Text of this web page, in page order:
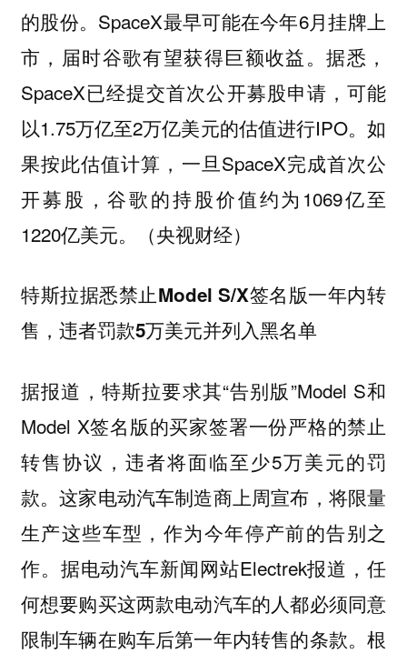
的股份。SpaceX最早可能在今年6月挂牌上
市，届时谷歌有望获得巨额收益。据悉，
SpaceX已经提交首次公开募股申请，可能
以1.75万亿至2万亿美元的估值进行IPO。如
果按此估值计算，一旦SpaceX完成首次公
开募股，谷歌的持股价值约为1069亿至
1220亿美元。（央视财经）
特斯拉据悉禁止Model S/X签名版一年内转
售，违者罚款5万美元并列入黑名单
据报道，特斯拉要求其“告别版”Model S和
Model X签名版的买家签署一份严格的禁止
转售协议，违者将面临至少5万美元的罚
款。这家电动汽车制造商上周宣布，将限量
生产这些车型，作为今年停产前的告别之
作。据电动汽车新闻网站Electrek报道，任
何想要购买这两款电动汽车的人都必须同意
限制车辆在购车后第一年内转售的条款。根